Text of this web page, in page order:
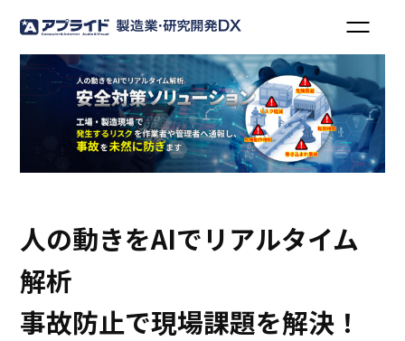
人の動きをAIでリアルタイム
解析
事故防止で現場課題を解決！